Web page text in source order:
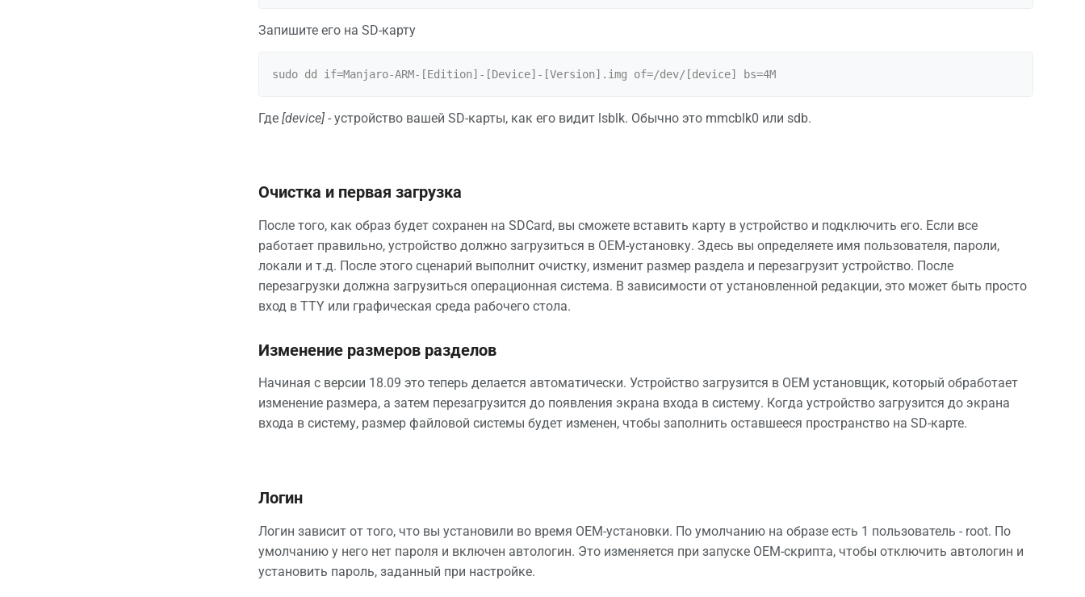
Запишите его на SD-карту
Где [device]- устройство вашей SD-карты, как его видит lsblk. Обычно это mmcblk0 или sdb.
Очистка и первая загрузка
После того, как образ будет сохранен на SDCard, вы сможете вставить карту в устройство и подключить его. Если все
работает правильно, устройство должно загрузиться в OEM-установку. Здесь вы определяете имя пользователя, пароли,
локали и т.д. После этого сценарий выполнит очистку, изменит размер раздела и перезагрузит устройство. После
перезагрузки должна загрузиться операционная система. В зависимости от установленной редакции, это может быть просто
вход в TTY или графическая среда рабочего стола.
Изменение размеров разделов
Начиная с версии 18.09 это теперь делается автоматически. Устройство загрузится в OEM установщик, который обработает
изменение размера, а затем перезагрузится до появления экрана входа в систему. Когда устройство загрузится до экрана
входа в систему, размер файловой системы будет изменен, чтобы заполнить оставшееся пространство на SD-карте.
Логин
Логин зависит от того, что вы установили во время OEM-установки. По умолчанию на образе есть 1 пользователь - root. По
умолчанию у него нет пароля и включен автологин. Это изменяется при запуске OEM-скрипта, чтобы отключить автологин и
установить пароль, заданный при настройке.